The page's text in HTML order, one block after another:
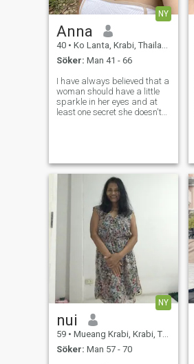
NY
Anna
40 • Ko Lanta, Krabi, Thailand
Söker: Man 41 - 66
I have always believed that a
woman should have a little
sparkle in her eyes and at
least one secret she doesn't
serious. I love compliments
whe
NY
nui
59 • Mueang Krabi, Krabi, Thailand
Söker: Man 57 - 70